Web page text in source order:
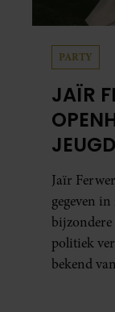
PARTY
JAÏR
Jaïr
gegeven
bijzondere
politiek
bekend van